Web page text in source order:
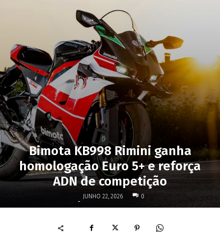
Bimota KB998 Rimini ganha
homologação Euro 5+ e reforça
ADN de competição
- JUNHO 22, 2026 0